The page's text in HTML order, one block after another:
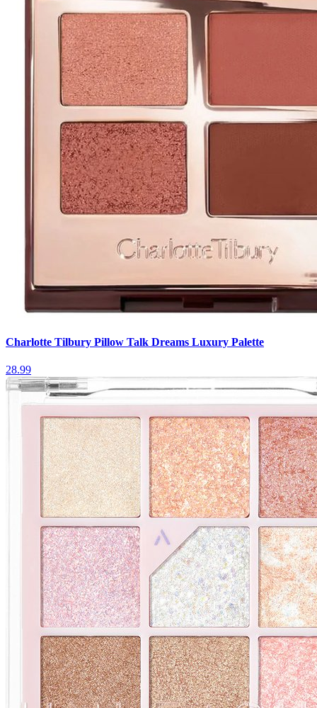
Charlotte Tilbury Pillow Talk Dreams Luxury Palette
28.99